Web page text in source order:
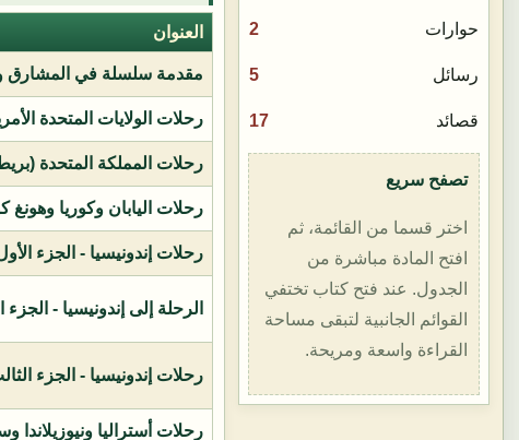
حوارات 2
رسائل 5
قصائد 17
تصفح سريع
اختر قسما من القائمة، ثم
افتح المادة مباشرة من
الجدول. عند فتح كتاب تختفي
القوائم الجانبية لتبقى مساحة
القراءة واسعة ومريحة.
العنوان
مقدمة سلسلة في المشارق
رحلات الولايات المتحدة
رحلات المملكة المتحدة
رحلات اليابان وكوريا وهونغ
رحلات إندونيسيا - الجزء الأول (1400هـ -
الرحلة إلى إندونيسيا - الجزء الثاني
رحلات إندونيسيا - الجزء الثالث (1419هـ -
رحلات أستراليا ونيوزيلاندا